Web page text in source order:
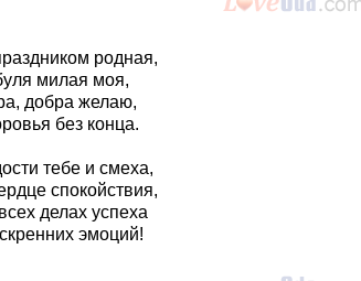
родная,
милая моя,
добра желаю,
без конца.
тебе и смеха,
спокойствия,
делах успеха
эмоций!